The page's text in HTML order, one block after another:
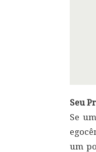
Seu
Se
um